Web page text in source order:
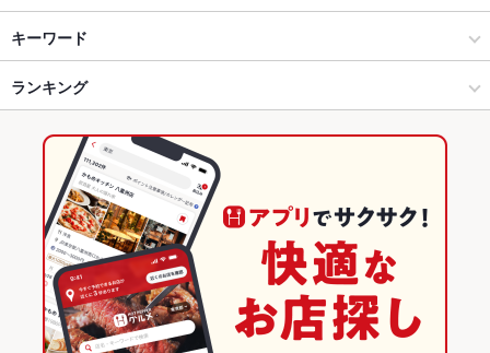
北九州（小倉・門司） × 居酒屋
北九州（小倉・門司） × 和風
小倉駅 × 居酒屋
小倉駅 × 和風
焼き鳥・鶏料理
北九州（小倉・門司） × 和食
小倉・平和通駅・魚町銀天街 × 居酒屋
小倉・平和通駅・魚町銀天街 × 和風
小倉・平和通駅・魚町銀天街 × 和食
小倉・平和通駅・魚町銀天街 × 焼き鳥・鶏料理
福岡 × 居酒屋
福岡 × 和風
小倉駅
キーワード
卵焼き からあげ
肉寿司
ランキング
福岡のグルメランキング
福岡の居酒屋ランキング
北九州（小倉・門司）のグルメランキング
北九州（小倉・門司）の居酒屋ランキング
小倉・平和通駅・魚町銀天街のグルメランキング